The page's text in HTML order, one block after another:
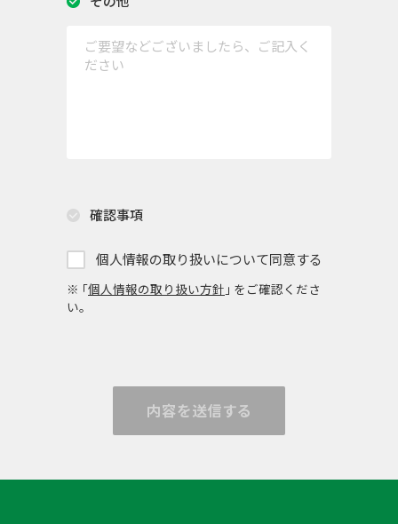
確認事項
個人情報の取り扱いについて同意する
※ ｢個人情報の取り扱い方針 ｣ をご確認くださ
い。
内容を送信する